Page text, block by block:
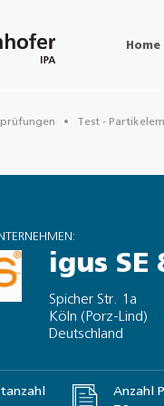
Home
Test -
igus SE
Spicher Str. 1a
Köln (Porz-Lind)
Deutschland
Anzahl